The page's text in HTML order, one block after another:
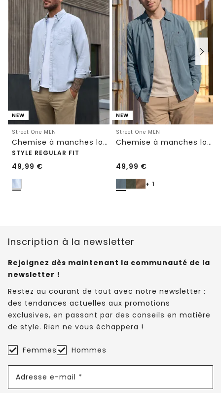
NEW
Street One MEN
Chemise à manches longues à rayures
STYLE REGULAR FIT
49,99 €
NEW
Street One MEN
Chemise à manches longues en velours côtelé uni
49,99 €
+ 1
Inscription à la newsletter
Rejoignez dès maintenant la communauté de la
newsletter !
Restez au courant de tout avec notre newsletter :
des tendances actuelles aux promotions
exclusives, en passant par des conseils en matière
de style. Rien ne vous échappera !
Femmes Hommes
Adresse e-mail *